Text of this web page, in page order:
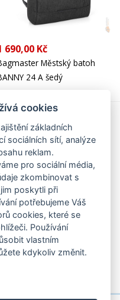
690,00 Kč
Městský batoh
24 A šedý
790,00 Kč
Městský batoh
cookies
základních
sociálních sítí, analýze
reklam.
pro sociální média,
zkombinovat s
poskytli při
potřebujeme Váš
cookies, které se
Používání
vlastním
kdykoliv změnit.